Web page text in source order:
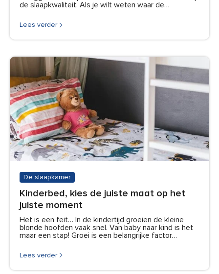
de slaapkwaliteit. Als je wilt weten waar de…
Lees verder
De slaapkamer
Kinderbed, kies de juiste maat op het
juiste moment
Het is een feit… In de kindertijd groeien de kleine
blonde hoofden vaak snel. Van baby naar kind is het
maar een stap! Groei is een belangrijke factor…
Lees verder